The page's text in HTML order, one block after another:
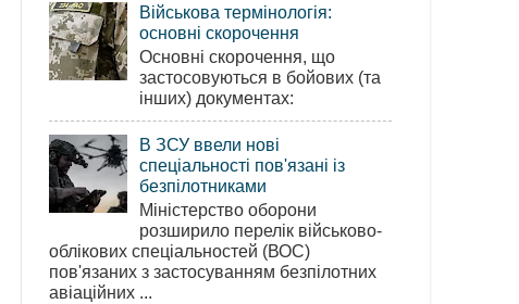
Військова термінологія:
основні скорочення
Основні скорочення, що
застосовуються в бойових (та
інших) документах:
В ЗСУ ввели нові
спеціальності пов'язані із
безпілотниками
Міністерство оборони
розширило перелік військово-
облікових спеціальностей (ВОС)
пов'язаних з застосуванням безпілотних
авіаційних ...